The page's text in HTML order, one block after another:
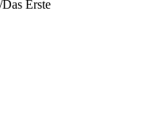
/Das Erste